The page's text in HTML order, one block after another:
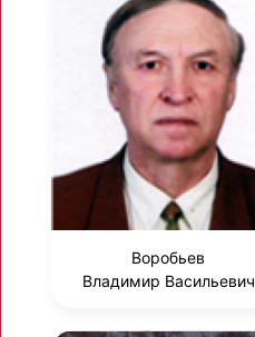
Воробьев
Владимир Васильевич